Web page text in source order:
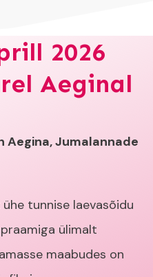
2026
Aeginal
Aegina, Jumalannade
tunnise laevasõidu
ülimalt
maabudes on